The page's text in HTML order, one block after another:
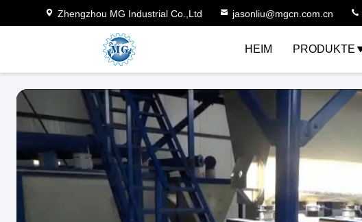
Zhengzhou MG Industrial Co.,Ltd jasonliu@mgcn.com.cn
HEIM PRODUKTE